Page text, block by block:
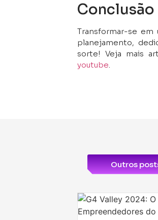
Conclusão
Transformar-se em
planejamento,
sorte! Veja mais
youtube.
Outros